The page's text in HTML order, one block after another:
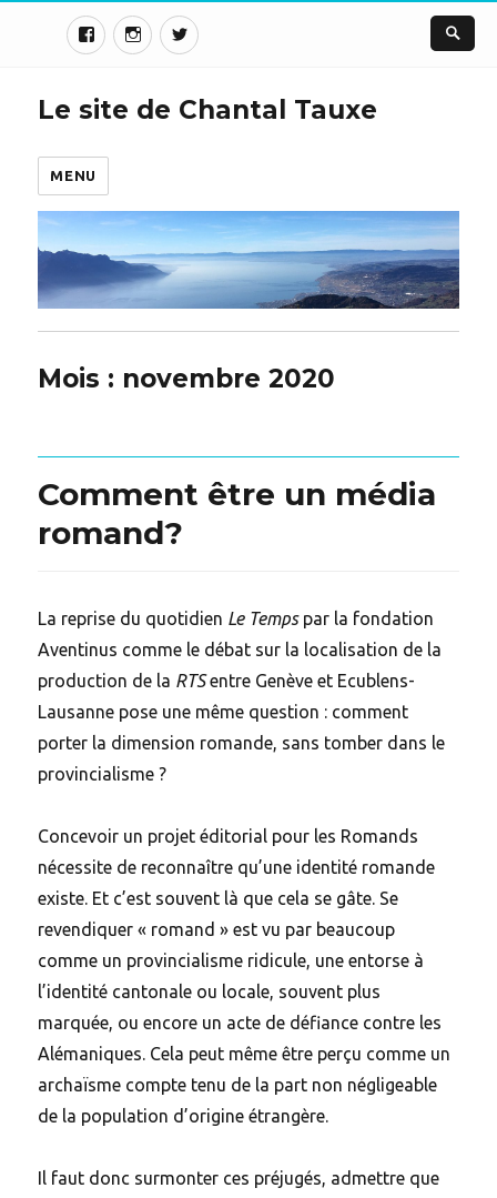
Le site de Chantal Tauxe
MENU
Mois : novembre 2020
Comment être un média
romand?
La reprise du quotidien Le Tempspar la fondation
Aventinus comme le débat sur la localisation de la
production de la RTSentre Genève et Ecublens-
Lausanne pose une même question : comment
porter la dimension romande, sans tomber dans le
provincialisme ?
Concevoir un projet éditorial pour les Romands
nécessite de reconnaître qu’une identité romande
existe. Et c’est souvent là que cela se gâte. Se
revendiquer « romand » est vu par beaucoup
comme un provincialisme ridicule, une entorse à
l’identité cantonale ou locale, souvent plus
marquée, ou encore un acte de défiance contre les
Alémaniques. Cela peut même être perçu comme un
archaïsme compte tenu de la part non négligeable
de la population d’origine étrangère.
Il faut donc surmonter ces préjugés, admettre que